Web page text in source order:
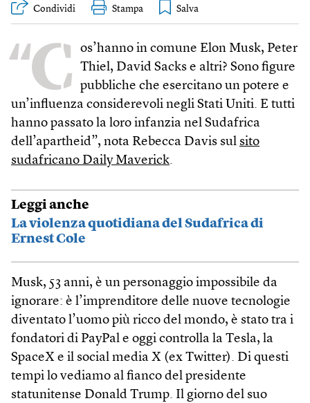
Condividi Stampa
“C
os’hanno in comune Elon Musk, Peter
Thiel, David Sacks e altri? Sono figure
pubbliche che esercitano un potere e
un’influenza considerevoli negli Stati Uniti. E tutti
hanno passato la loro infanzia nel Sudafrica
dell’apartheid”, nota Rebecca Davis sul sito
sudafricano Daily Maverick.
Leggi anche
La violenza quotidiana del Sudafrica di
Ernest Cole
Musk, 53 anni, è un personaggio impossibile da
ignorare: è l’imprenditore delle nuove tecnologie
diventato l’uomo più ricco del mondo, è stato tra i
fondatori di PayPal e oggi controlla la Tesla, la
SpaceX e il social media X (ex Twitter). Di questi
tempi lo vediamo al fianco del presidente
statunitense Donald Trump. Il giorno del suo